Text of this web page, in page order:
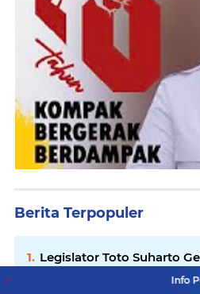
Berita Terpopuler
Legislator Toto Suharto
Kegiatan Dewan Menyapa
Info Penting! DPD